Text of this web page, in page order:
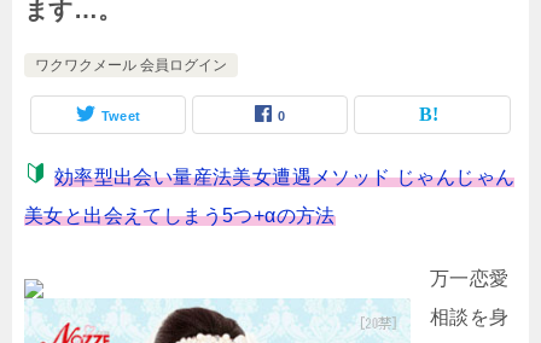
ます…。
ワクワクメール 会員ログイン
Tweet 0
効率型出会い量産法美女遭遇メソッド じゃんじゃん
美女と出会えてしまう5つ+αの方法
万一恋愛
相談を身